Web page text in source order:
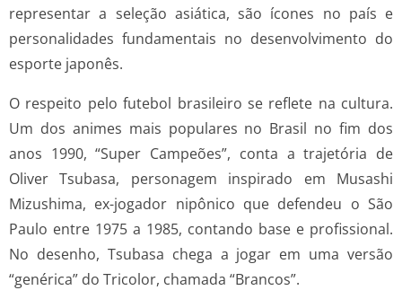
representar a seleção asiática, são ícones no país e
personalidades fundamentais no desenvolvimento do
esporte japonês.
O respeito pelo futebol brasileiro se reflete na cultura.
Um dos animes mais populares no Brasil no fim dos
anos 1990, “Super Campeões”, conta a trajetória de
Oliver Tsubasa, personagem inspirado em Musashi
Mizushima, ex-jogador nipônico que defendeu o São
Paulo entre 1975 a 1985, contando base e profissional.
No desenho, Tsubasa chega a jogar em uma versão
“genérica” do Tricolor, chamada “Brancos”.